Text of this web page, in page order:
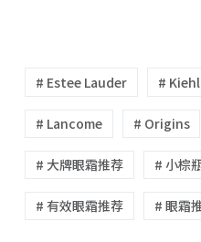
# Estee Lauder #
# Lancome # Origins
# 大牌眼霜推荐 # 小棕
# 有效眼霜推荐 # 眼霜